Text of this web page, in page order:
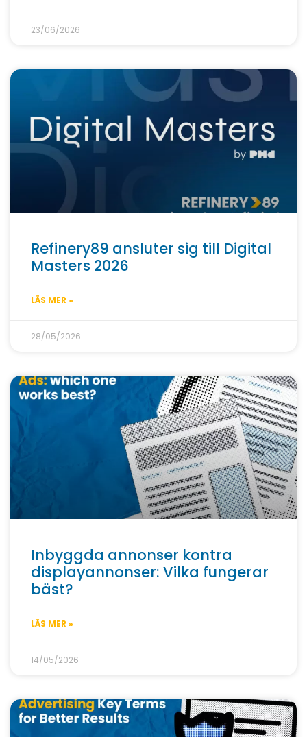
23/06/2026
Refinery89 ansluter sig till Digital
Masters 2026
LÄS MER »
28/05/2026
Inbyggda annonser kontra
displayannonser: Vilka fungerar
bäst?
LÄS MER »
14/05/2026